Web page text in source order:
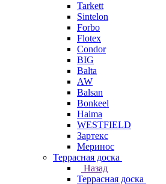
Tarkett
Sintelon
Forbo
Flotex
Condor
BIG
Balta
AW
Balsan
Bonkeel
Haima
WESTFIELD
Зартекс
Меринос
Террасная доска
Назад
Террасная доска